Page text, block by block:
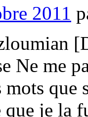
2011
Ne me
mots
que je